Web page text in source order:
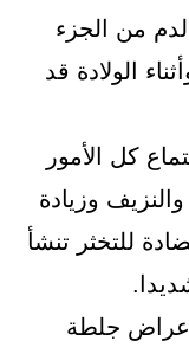
من الجزء
الولادة قد
كل الأمور
وزيادة
للتخثر تنشأ
أعراض جلطة